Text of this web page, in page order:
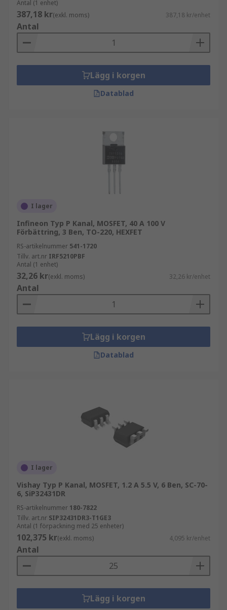
Antal (1 enhet)
387,18 kr(exkl. moms) 387,18 kr/enhet
Antal
Lägg i korgen
Datablad
I lager
Infineon Typ P Kanal, MOSFET, 40 A 100 V
Förbättring, 3 Ben, TO-220, HEXFET
RS-artikelnummer 541-1720
Tillv. art.nr IRF5210PBF
Antal (1 enhet)
32,26 kr(exkl. moms) 32,26 kr/enhet
Antal
Lägg i korgen
Datablad
I lager
Vishay Typ P Kanal, MOSFET, 1.2 A 5.5 V, 6 Ben, SC-70-
6, SiP32431DR
RS-artikelnummer 180-7822
Tillv. art.nr SIP32431DR3-T1GE3
Antal (1 förpackning med 25 enheter)
102,375 kr(exkl. moms) 4,095 kr/enhet
Antal
Lägg i korgen